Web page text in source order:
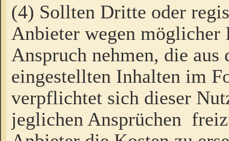
(4) Sollten Dritte oder
Anbieter wegen möglicher
Anspruch nehmen, die
eingestellten Inhalten im
verpflichtet sich dieser
jeglichen Ansprüchen